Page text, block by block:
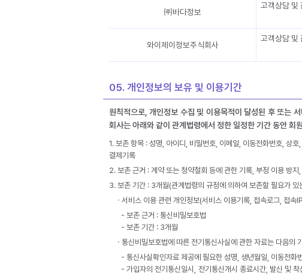
㈜바다정보
고객상담 및
와이제이정보주식회사
고객상담 및
05. 개인정보의 보유 및 이용기간
원칙적으로, 개인정보 수집 및 이용목적이 달성된 후 또는
회사는 아래와 같이 관계법령에서 정한 일정한 기간 동안 회
1. 보존 항목 : 성명, 아이디, 비밀번호, 이메일, 이동전화번호, 상
결제기록
2. 보존 근거 : 계약 또는 청약철회 등에 관한 기록, 부정 이용 방
3. 보존 기간 : 3개월(관계법령의 규정에 의하여 보존할 필요가
ㆍ서비스 이용 관련 개인정보(서비스 이용기록, 접속로그, 접속
- 보존 근거 : 통신비밀보호법
- 보존 기간 : 3개월
ㆍ통신비밀보호법에 따른 전기통신사실에 관한 자료는 다음의
- 통신사실확인자료 제공에 필요한 성명, 생년월일, 이동전화
- 가입자의 전기통신일시, 전기통신개시 종료시간, 발신 및